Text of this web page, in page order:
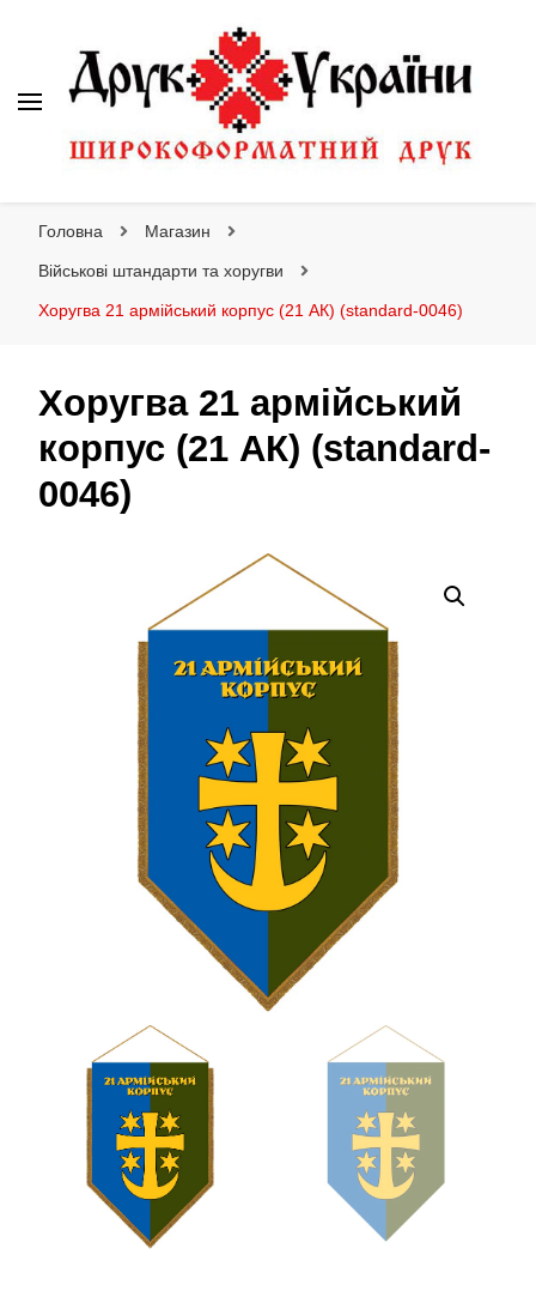
Головна Магазин
Військові штандарти та хоругви
Хоругва 21 армійський корпус (21 АК) (standard-0046)
Хоругва 21 армійський
корпус (21 АК) (standard-
0046)